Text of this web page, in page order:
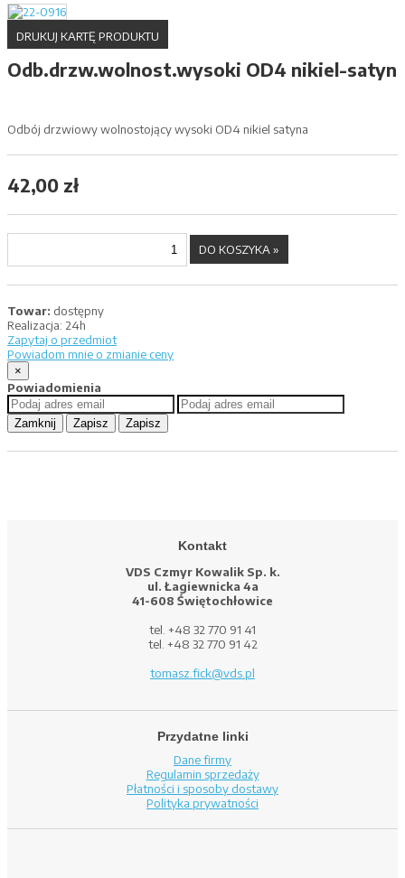
DRUKUJ KARTĘ PRODUKTU
Odb.drzw.wolnost.wysoki OD4 nikiel-satyn
Odbój drzwiowy wolnostojący wysoki OD4 nikiel satyna
42,00 zł
Towar: dostępny
Realizacja: 24h
Zapytaj o przedmiot
Powiadom mnie o zmianie ceny
×
Powiadomienia
Zamknij Zapisz Zapisz
Kontakt
VDS Czmyr Kowalik Sp. k.
ul. Łagiewnicka 4a
41-608 Świętochłowice
tel. +48 32 770 91 41
tel. +48 32 770 91 42
tomasz.fick@vds.pl
Przydatne linki
Dane firmy
Regulamin sprzedaży
Płatności i sposoby dostawy
Polityka prywatności